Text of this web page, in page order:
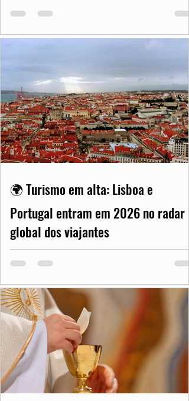
🌍 Turismo em alta: Lisboa e
Portugal entram em 2026 no radar
global dos viajantes